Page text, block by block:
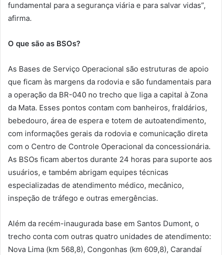
fundamental para a segurança viária e para salvar vidas”,
afirma.
O que são as BSOs?
As Bases de Serviço Operacional são estruturas de apoio
que ficam às margens da rodovia e são fundamentais para
a operação da BR-040 no trecho que liga a capital à Zona
da Mata. Esses pontos contam com banheiros, fraldários,
bebedouro, área de espera e totem de autoatendimento,
com informações gerais da rodovia e comunicação direta
com o Centro de Controle Operacional da concessionária.
As BSOs ficam abertos durante 24 horas para suporte aos
usuários, e também abrigam equipes técnicas
especializadas de atendimento médico, mecânico,
inspeção de tráfego e outras emergências.
Além da recém-inaugurada base em Santos Dumont, o
trecho conta com outras quatro unidades de atendimento:
Nova Lima (km 568,8), Congonhas (km 609,8), Carandaí